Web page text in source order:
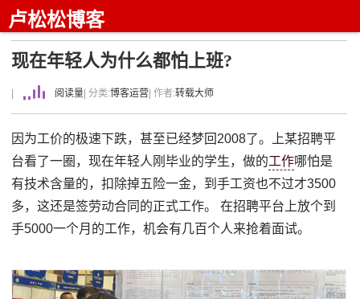
卢松松博客
现在年轻人为什么都怕上班?
阅读量 | 分类:博客运营 | 作者:转载大师
因为工价的极速下跌，甚至已经梦回2008了。上某招聘平
台看了一圈，现在年轻人刚毕业的学生，做的工作哪怕是
有技术含量的，扣除掉五险一金，到手工资也不过才3500
多，这还是签劳动合同的正式工作。 在招聘平台上放个到
手5000一个月的工作，机会有几百个人来抢着面试。